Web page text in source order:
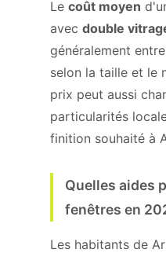
Le coût moyen
avec double
généralement
selon la taille et le
prix peut aussi
particularités
finition souhaité à
Quelles aides
fenêtres en
Les habitants de